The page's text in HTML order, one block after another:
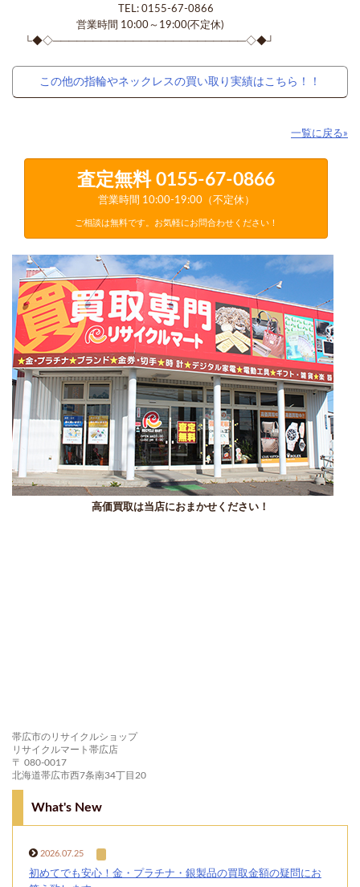
TEL: 0155-67-0866
営業時間 10:00～19:00(不定休)
└◆◇────────────────────────◇◆┘
この他の指輪やネックレスの買い取り実績はこちら！！
一覧に戻る»
査定無料 0155-67-0866
営業時間 10:00-19:00（不定休）
ご相談は無料です。お気軽にお問合わせください！
高価買取は当店におまかせください！
帯広市のリサイクルショップ
リサイクルマート帯広店
〒 080-0017
北海道帯広市西7条南34丁目20
What's New
2026.07.25
初めてでも安心！金・プラチナ・銀製品の買取金額の疑問にお